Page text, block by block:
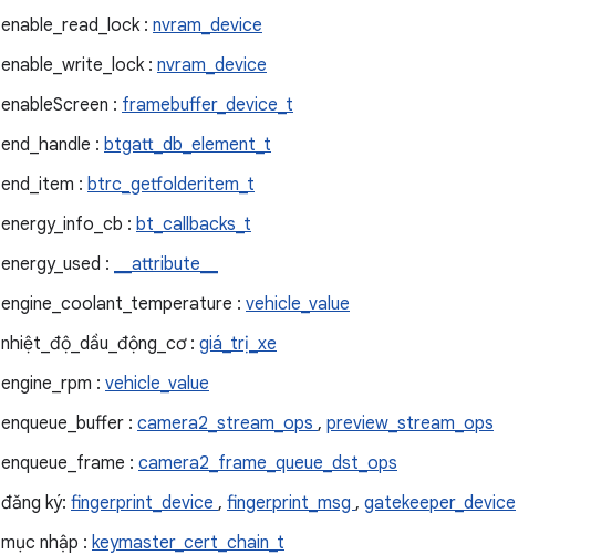
enable_read_lock : nvram_device
enable_write_lock : nvram_device
enableScreen : framebuffer_device_t
end_handle : btgatt_db_element_t
end_item : btrc_getfolderitem_t
energy_info_cb : bt_callbacks_t
energy_used :
__attribute__
engine_coolant_temperature : vehicle_value
nhiệt_độ_dầu_động_cơ : giá_trị_xe
engine_rpm : vehicle_value
enqueue_buffer : camera2_stream_ops , preview_stream_ops
enqueue_frame : camera2_frame_queue_dst_ops
đăng ký: fingerprint_device , fingerprint_msg , gatekeeper_device
mục nhập : keymaster_cert_chain_t